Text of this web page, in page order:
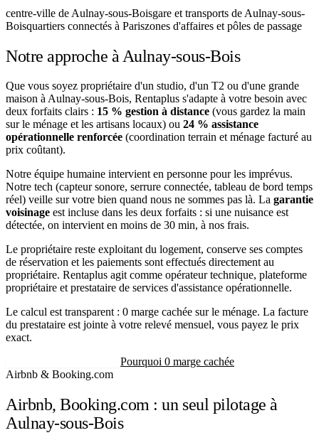
centre-ville de Aulnay-sous-Boisgare et transports de Aulnay-sous-
Boisquartiers connectés à Pariszones d'affaires et pôles de passage
Notre approche à Aulnay-sous-Bois
Que vous soyez propriétaire d'un studio, d'un T2 ou d'une grande
maison à Aulnay-sous-Bois, Rentaplus s'adapte à votre besoin avec
deux forfaits clairs : 15 % gestion à distance (vous gardez la main
sur le ménage et les artisans locaux) ou 24 % assistance
opérationnelle renforcée (coordination terrain et ménage facturé au
prix coûtant).
Notre équipe humaine intervient en personne pour les imprévus.
Notre tech (capteur sonore, serrure connectée, tableau de bord temps
réel) veille sur votre bien quand nous ne sommes pas là. La garantie
voisinage est incluse dans les deux forfaits : si une nuisance est
détectée, on intervient en moins de 30 min, à nos frais.
Le propriétaire reste exploitant du logement, conserve ses comptes
de réservation et les paiements sont effectués directement au
propriétaire. Rentaplus agit comme opérateur technique, plateforme
propriétaire et prestataire de services d'assistance opérationnelle.
Le calcul est transparent : 0 marge cachée sur le ménage. La facture
du prestataire est jointe à votre relevé mensuel, vous payez le prix
exact.
Pourquoi 0 marge cachée
Airbnb & Booking.com
Airbnb, Booking.com : un seul pilotage à
Aulnay-sous-Bois